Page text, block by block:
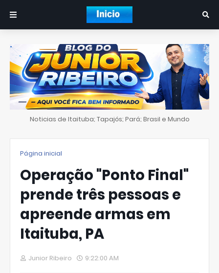
Noticias de Itaituba; Tapajós; Pará; Brasil e Mundo
Página inicial
Operação "Ponto Final"
prende três pessoas e
apreende armas em
Itaituba, PA
Junior Ribeiro 9:22:00 AM